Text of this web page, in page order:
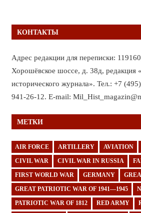
КОНТАКТЫ
Адрес редакции для переписки:
Хорошёвское шоссе, д. 38д, редакция
исторического журнала». Тел.: +7
941-26-12. E-mail:
МЕТКИ
AIR FORCE ARTILLERY AVIATION
CIVIL WAR CIVIL WAR IN RUSSIA
FIRST WORLD WAR GERMANY
GREAT PATRIOTIC WAR OF 1941—1945
PATRIOTIC WAR OF 1812 RED ARMY